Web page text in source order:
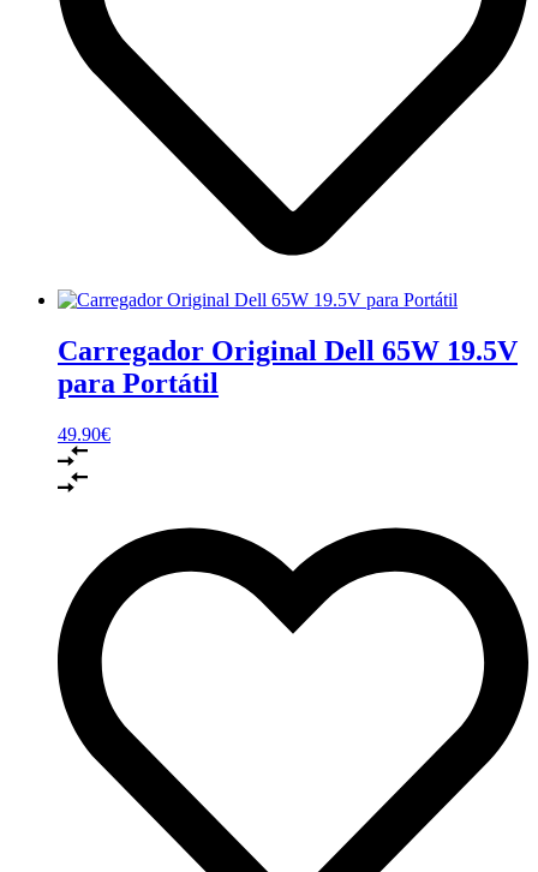
Carregador Original Dell 65W 19.5V
para Portátil
49.90€